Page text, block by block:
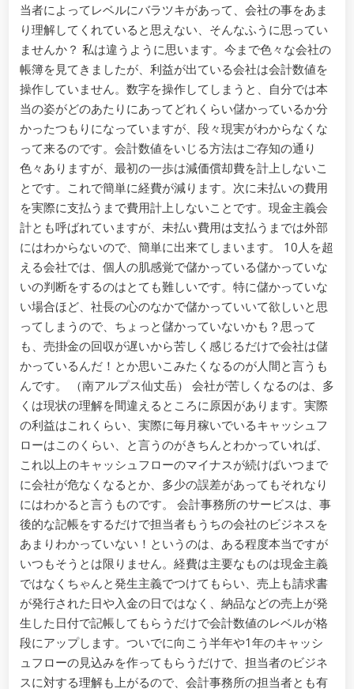
当者によってレベルにバラツキがあって、会社の事をあま
り理解してくれていると思えない、そんなふうに思ってい
ませんか？ 私は違うように思います。今まで色々な会社の
帳簿を見てきましたが、利益が出ている会社は会計数値を
操作していません。数字を操作してしまうと、自分では本
当の姿がどのあたりにあってどれくらい儲かっているか分
かったつもりになっていますが、段々現実がわからなくな
って来るのです。会計数値をいじる方法はご存知の通り
色々ありますが、最初の一歩は減価償却費を計上しないこ
とです。これで簡単に経費が減ります。次に未払いの費用
を実際に支払うまで費用計上しないことです。現金主義会
計とも呼ばれていますが、未払い費用は支払うまでは外部
にはわからないので、簡単に出来てしまいます。 10人を超
える会社では、個人の肌感覚で儲かっている儲かっていな
いの判断をするのはとても難しいです。特に儲かっていな
い場合ほど、社長の心のなかで儲かっていいて欲しいと思
ってしまうので、ちょっと儲かっていないかも？思って
も、売掛金の回収が遅いから苦しく感じるだけで会社は儲
かっているんだ！とか思いこみたくなるのが人間と言うも
んです。 （南アルプス仙丈岳） 会社が苦しくなるのは、多
くは現状の理解を間違えるところに原因があります。実際
の利益はこれくらい、実際に毎月稼いでいるキャッシュフ
ローはこのくらい、と言うのがきちんとわかっていれば、
これ以上のキャッシュフローのマイナスが続けばいつまで
に会社が危なくなるとか、多少の誤差があってもそれなり
にはわかると言うものです。 会計事務所のサービスは、事
後的な記帳をするだけで担当者もうちの会社のビジネスを
あまりわかっていない！というのは、ある程度本当ですが
いつもそうとは限りません。経費は主要なものは現金主義
ではなくちゃんと発生主義でつけてもらい、売上も請求書
が発行された日や入金の日ではなく、納品などの売上が発
生した日付で記帳してもらうだけで会計数値のレベルが格
段にアップします。ついでに向こう半年や1年のキャッシ
ュフローの見込みを作ってもらうだけで、担当者のビジネ
スに対する理解も上がるので、会計事務所の担当者とも有